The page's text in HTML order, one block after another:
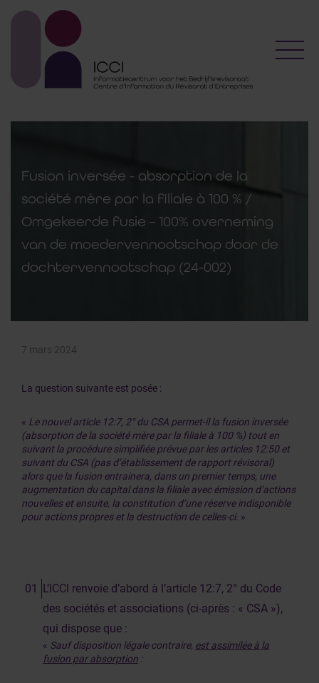
Fusion inversée - absorption de la
société mère par la filiale à 100 % /
Omgekeerde fusie – 100% overneming
van de moedervennootschap door de
dochtervennootschap (24-002)
7 mars 2024
La question suivante est posée :
« Le nouvel article 12:7, 2° du CSA permet-il la fusion inversée
(absorption de la société mère par la filiale à 100 %) tout en
suivant la procédure simplifiée prévue par les articles 12:50 et
suivant du CSA (pas d’établissement de rapport révisoral)
alors que la fusion entrainera, dans un premier temps, une
augmentation du capital dans la filiale avec émission d’actions
nouvelles et ensuite, la constitution d’une réserve indisponible
pour actions propres et la destruction de celles-ci. »
L’ICCI renvoie d’abord à l’article 12:7, 2° du Code
des sociétés et associations (ci-après : « CSA »),
qui dispose que :
« Sauf disposition légale contraire, est assimilée à la
fusion par absorption